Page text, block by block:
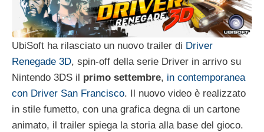
UbiSoft ha rilasciato un nuovo trailer di Driver
Renegade 3D, spin-off della serie Driver in arrivo su
Nintendo 3DS il primo settembre, in contemporanea
con Driver San Francisco. Il nuovo video è realizzato
in stile fumetto, con una grafica degna di un cartone
animato, il trailer spiega la storia alla base del gioco.